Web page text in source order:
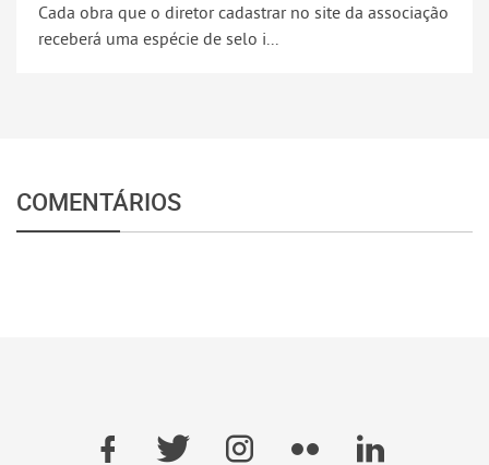
Cada obra que o diretor cadastrar no site da associação
receberá uma espécie de selo i...
COMENTÁRIOS